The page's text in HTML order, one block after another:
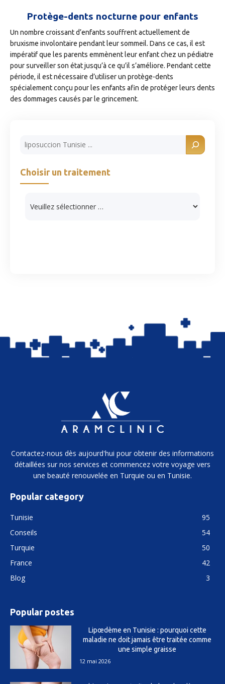
Protège-dents nocturne pour enfants
Un nombre croissant d’enfants souffrent actuellement de
bruxisme involontaire pendant leur sommeil. Dans ce cas, il est
impératif que les parents emmènent leur enfant chez un pédiatre
pour surveiller son état jusqu’à ce qu’il s’améliore. Pendant cette
période, il est nécessaire d’utiliser un protège-dents
spécialement conçu pour les enfants afin de protéger leurs dents
des dommages causés par le grincement.
Rechercher
Choisir un traitement
Catégories
Contactez-nous dès aujourd'hui pour obtenir des informations
détaillées sur nos services et commencez votre voyage vers
une beauté renouvelée en Turquie ou en Tunisie.
Popular category
Tunisie
95
Conseils
54
Turquie
50
France
42
Blog
3
Popular postes
Lipœdème en Tunisie : pourquoi cette
maladie ne doit jamais être traitée comme
une simple graisse
12 mai 2026